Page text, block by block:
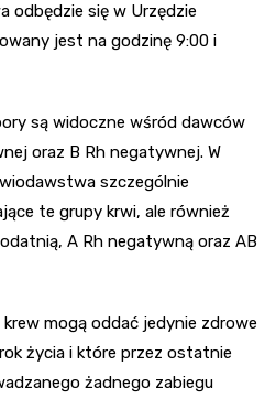
odbędzie się w Urzędzie
jest na godzinę 9:00 i
są widoczne wśród dawców
oraz B Rh negatywnej. W
szczególnie
te grupy krwi, ale również
A Rh negatywną oraz AB
mogą oddać jedynie zdrowe
życia i które przez ostatnie
żadnego zabiegu